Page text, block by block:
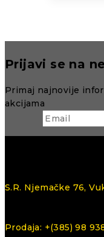
Prijavi se na
Primaj najnovije
akcijama
S.R. Njemačke 76,
Prodaja: +(385) 98